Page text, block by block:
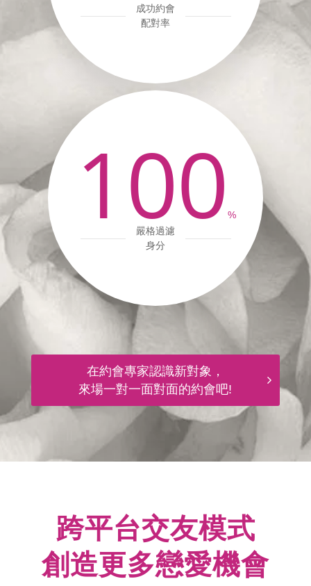
成功約會
配對率
100 %
嚴格過濾
身分
在約會專家認識新對象，
來場一對一面對面的約會吧!
跨平台交友模式
創造更多戀愛機會